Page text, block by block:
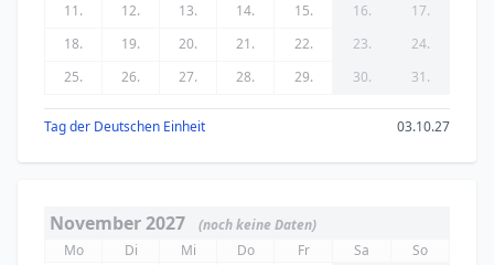
11.
12. 13. 14. 15. 16.
17.
18.
19. 20. 21. 22. 23.
24.
25.
26. 27. 28. 29. 30. 31.
Tag der Deutschen Einheit 03.10.27
November 2027
(noch keine Daten)
Mo
Di Mi Do Fr Sa
So